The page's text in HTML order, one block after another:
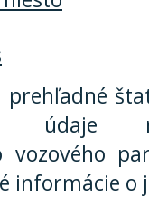
prehľadné
údaje
vozového
informácie o